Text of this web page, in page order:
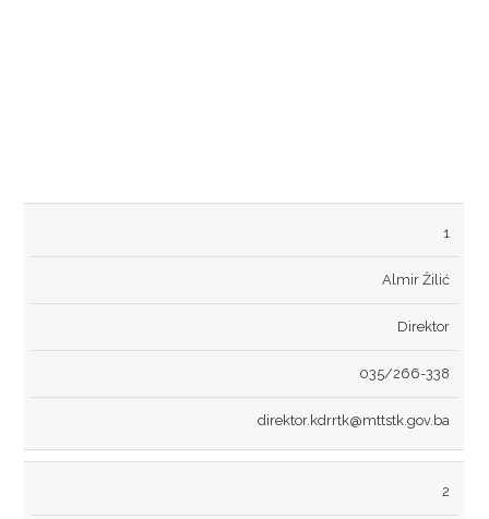
BROJ
PREZIME
EMAIL1
Almir Žilić
Direktor
035/266-338
direktor.kdrrtk@mttstk.gov.ba
2